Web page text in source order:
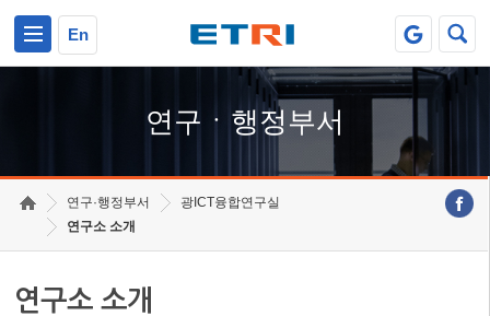
En
연구ㆍ행정부서
연구·행정부서
광ICT융합연구실
연구소 소개
연구소 소개